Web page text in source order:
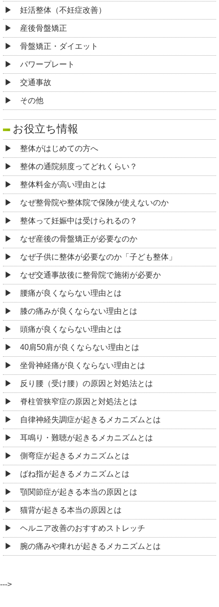
妊活整体（不妊症改善）
産後骨盤矯正
骨盤矯正・ダイエット
パワープレート
交通事故
その他
お役立ち情報
整体がはじめての方へ
整体の通院頻度ってどれくらい？
整体料金が高い理由とは
なぜ整骨院や整体院で保険が使えないのか
整体って妊娠中は受けられるの？
なぜ産後の骨盤矯正が必要なのか
なぜ子供に整体が必要なのか「子ども整体」
なぜ交通事故後に整骨院で施術が必要か
腰痛が良くならない理由とは
膝の痛みが良くならない理由とは
頭痛が良くならない理由とは
40肩50肩が良くならない理由とは
坐骨神経痛が良くならない理由とは
反り腰（受け腰）の原因と対処法とは
脊柱管狭窄症の原因と対処法とは
自律神経失調症が起きるメカニズムとは
耳鳴り・難聴が起きるメカニズムとは
側弯症が起きるメカニズムとは
ばね指が起きるメカニズムとは
顎関節症が起きる本当の原因とは
猫背が起きる本当の原因とは
ヘルニア改善のおすすめストレッチ
腕の痛みや痺れが起きるメカニズムとは
--->